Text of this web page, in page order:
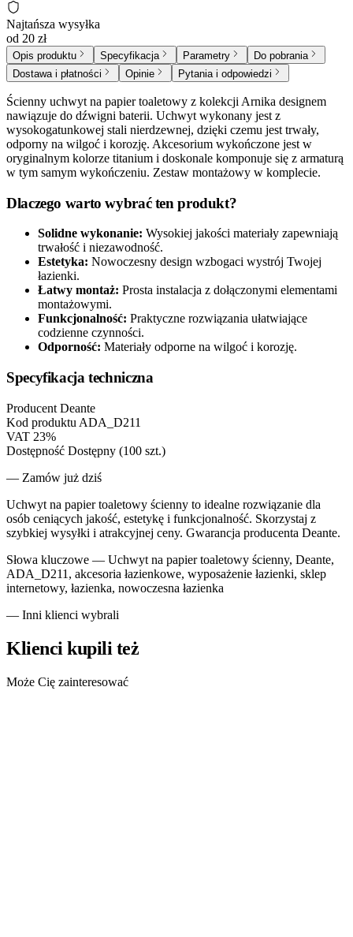
Najtańsza wysyłka
od 20 zł
Opis produktu Specyfikacja Parametry
Do pobrania
Dostawa i płatności
Opinie Pytania i odpowiedzi
Ścienny uchwyt na papier toaletowy z kolekcji Arnika designem
nawiązuje do dźwigni baterii. Uchwyt wykonany jest z
wysokogatunkowej stali nierdzewnej, dzięki czemu jest trwały,
odporny na wilgoć i korozję. Akcesorium wykończone jest w
oryginalnym kolorze titanium i doskonale komponuje się z armaturą
w tym samym wykończeniu. Zestaw montażowy w komplecie.
Dlaczego warto wybrać ten produkt?
Solidne wykonanie: Wysokiej jakości materiały zapewniają
trwałość i niezawodność.
Estetyka: Nowoczesny design wzbogaci wystrój Twojej
łazienki.
Łatwy montaż: Prosta instalacja z dołączonymi elementami
montażowymi.
Funkcjonalność: Praktyczne rozwiązania ułatwiające
codzienne czynności.
Odporność: Materiały odporne na wilgoć i korozję.
Specyfikacja techniczna
Producent Deante
Kod produktu ADA_D211
VAT 23%
Dostępność Dostępny (100 szt.)
— Zamów już dziś
Uchwyt na papier toaletowy ścienny to idealne rozwiązanie dla
osób ceniących jakość, estetykę i funkcjonalność. Skorzystaj z
szybkiej wysyłki i atrakcyjnej ceny. Gwarancja producenta Deante.
Słowa kluczowe — Uchwyt na papier toaletowy ścienny, Deante,
ADA_D211, akcesoria łazienkowe, wyposażenie łazienki, sklep
internetowy, łazienka, nowoczesna łazienka
— Inni klienci wybrali
Klienci kupili też
Może Cię zainteresować